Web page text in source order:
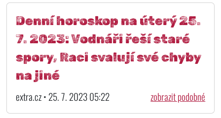
Denní horoskop na úterý 25.
7. 2023: Vodnáři řeší staré
spory, Raci svalují své chyby
na jiné
extra.cz • 25. 7. 2023 05:22 zobrazit podobné